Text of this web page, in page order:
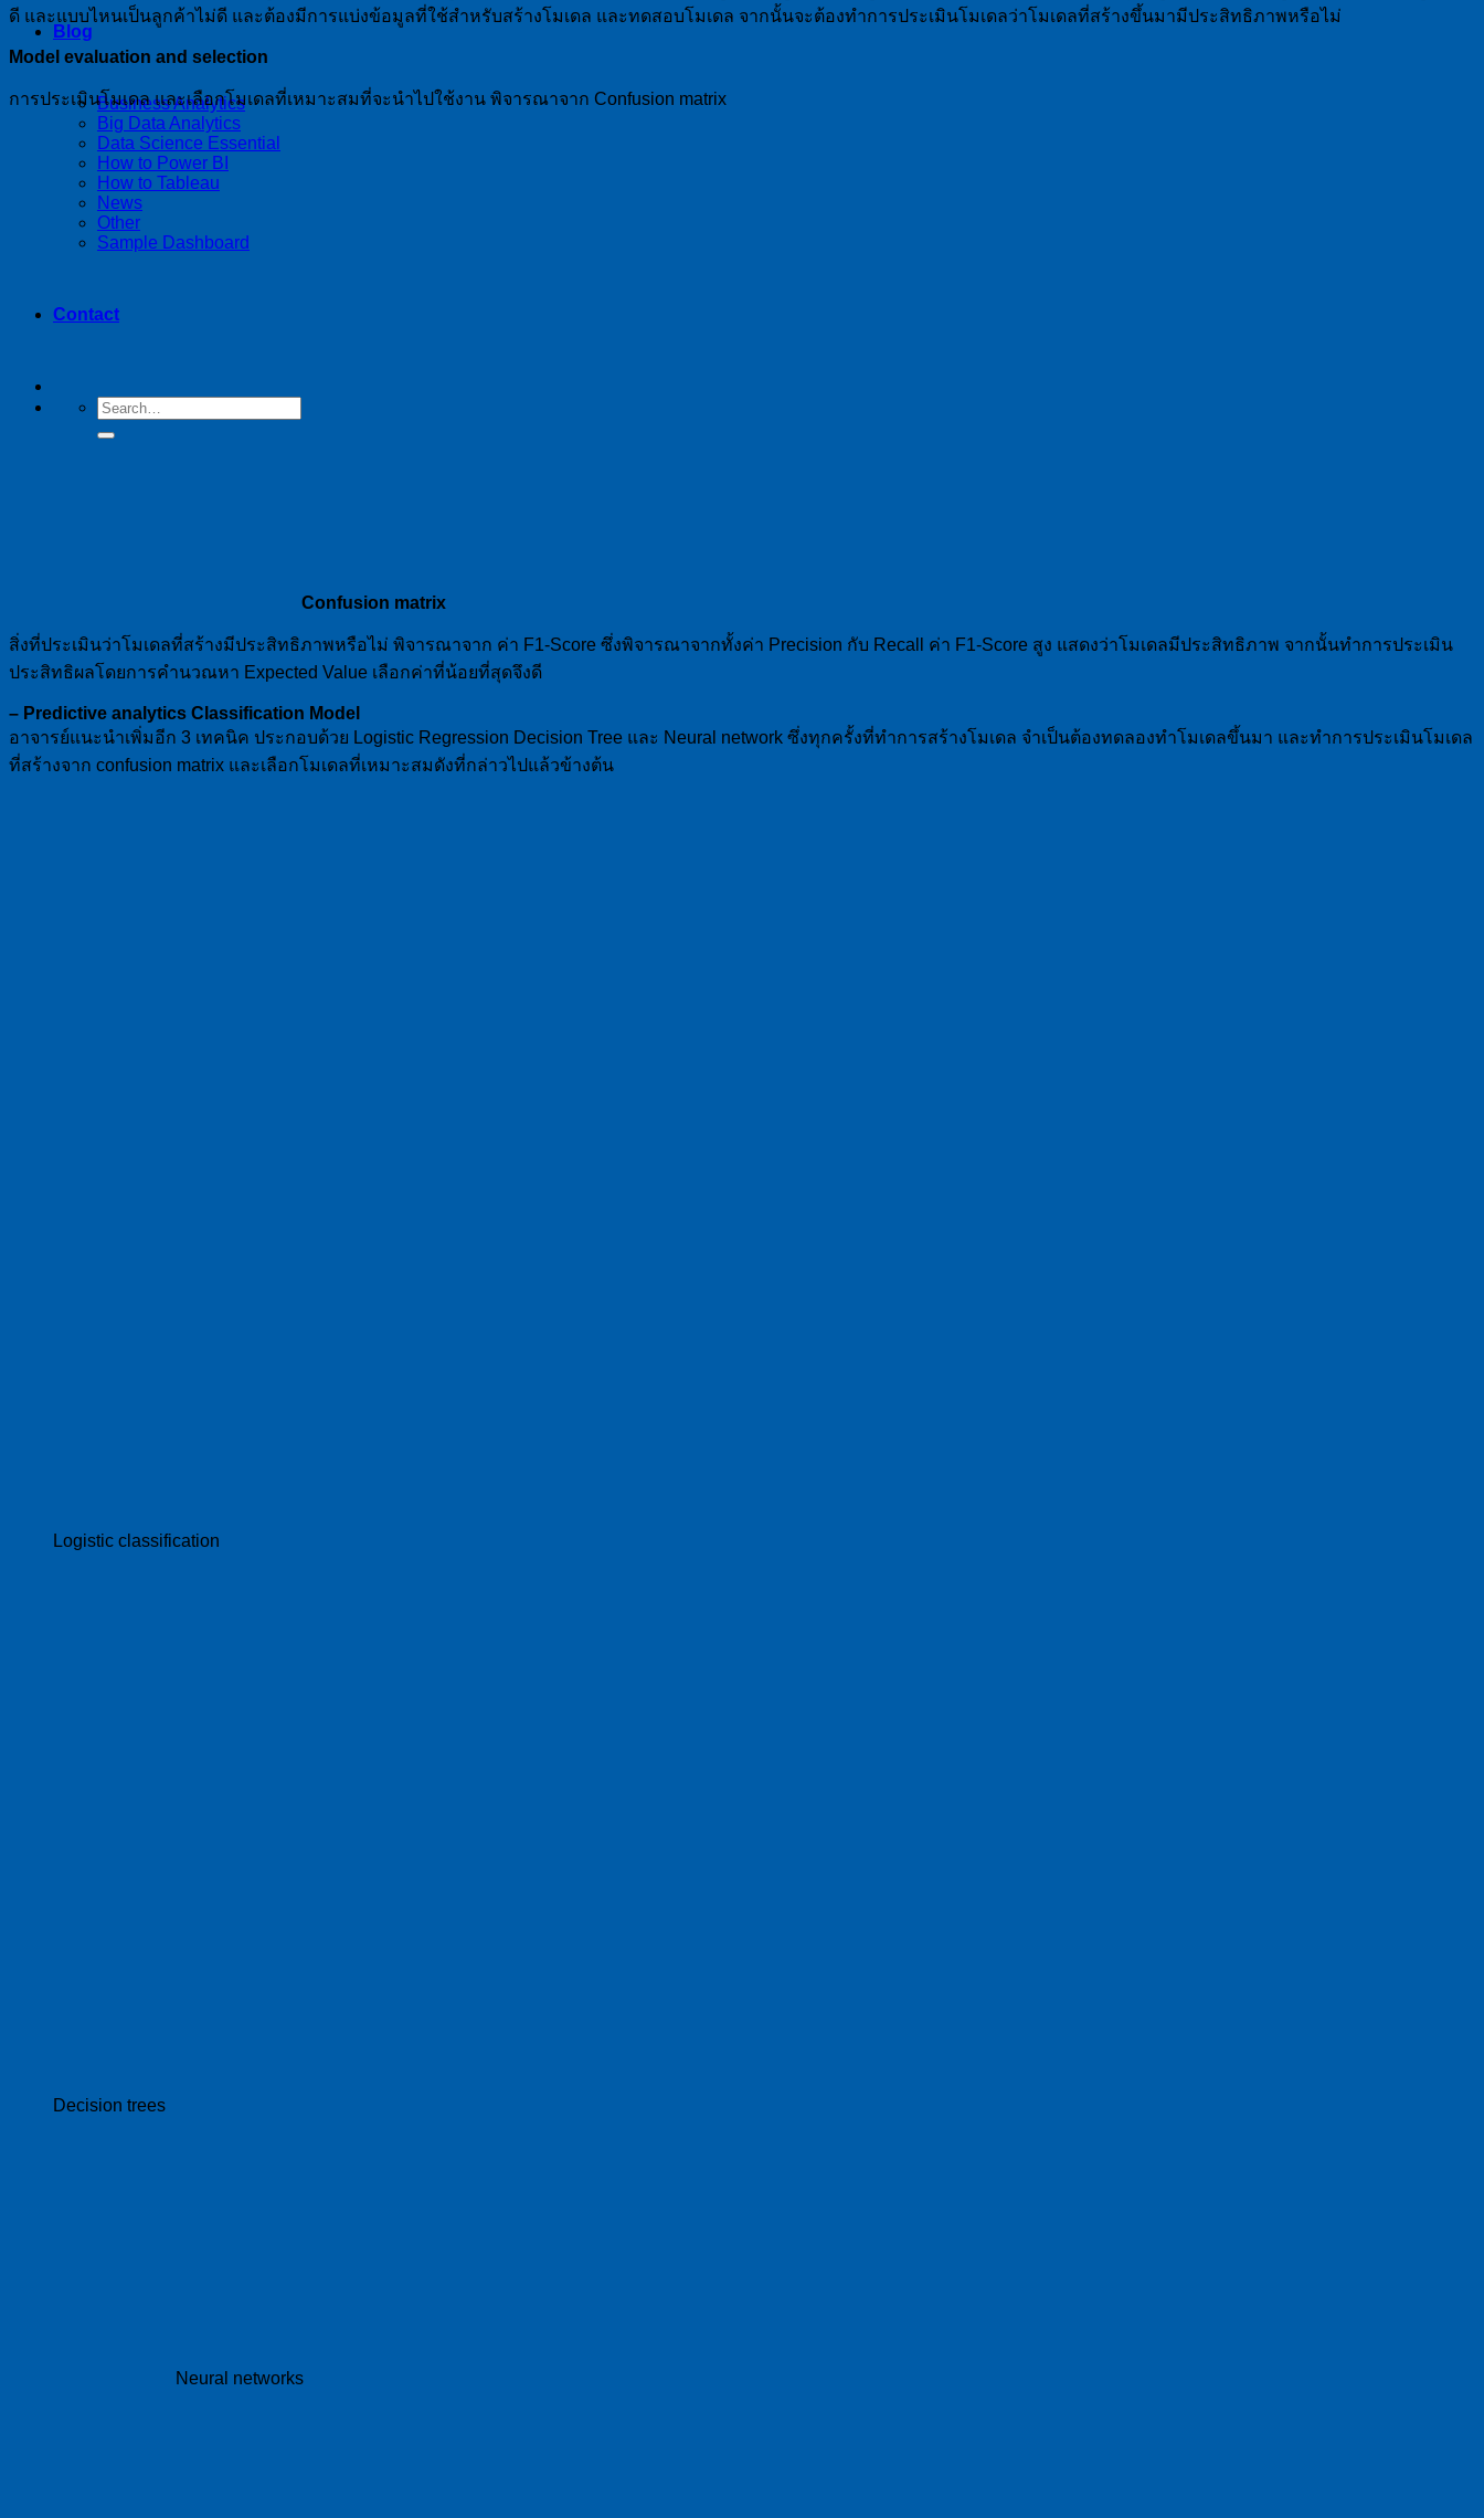
Blog
Business Analytics
Big Data Analytics
Data Science Essential
How to Power BI
How to Tableau
News
Other
Sample Dashboard
Contact
ดี และแบบไหนเป็นลูกค้าไม่ดี และต้องมีการแบ่งข้อมูลที่ใช้สำหรับสร้างโมเดล และทดสอบโมเดล จากนั้นจะต้องทำการประเมินโมเดลว่าโมเดลที่สร้างขึ้นมามีประสิทธิภาพหรือไม่
Model evaluation and selection
การประเมินโมเดล และเลือกโมเดลที่เหมาะสมที่จะนำไปใช้งาน พิจารณาจาก Confusion matrix
Confusion matrix
สิ่งที่ประเมินว่าโมเดลที่สร้างมีประสิทธิภาพหรือไม่ พิจารณาจาก ค่า F1-Score ซึ่งพิจารณาจากทั้งค่า Precision กับ Recall ค่า F1-Score สูง แสดงว่าโมเดลมีประสิทธิภาพ จากนั้นทำการประเมิน
ประสิทธิผลโดยการคำนวณหา Expected Value เลือกค่าที่น้อยที่สุดจึงดี
– Predictive analytics Classification Model
อาจารย์แนะนำเพิ่มอีก 3 เทคนิค ประกอบด้วย Logistic Regression Decision Tree และ Neural network ซึ่งทุกครั้งที่ทำการสร้างโมเดล จำเป็นต้องทดลองทำโมเดลขึ้นมา และทำการประเมินโมเดล
ที่สร้างจาก confusion matrix และเลือกโมเดลที่เหมาะสมดังที่กล่าวไปแล้วข้างต้น
Logistic classification
Decision trees
Neural networks